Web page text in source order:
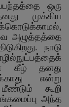
ஒரு
முக்கிய
,
அழுத்தத்தை
நாடு
கீழ் தனது
என்று
கூறி
அந்த